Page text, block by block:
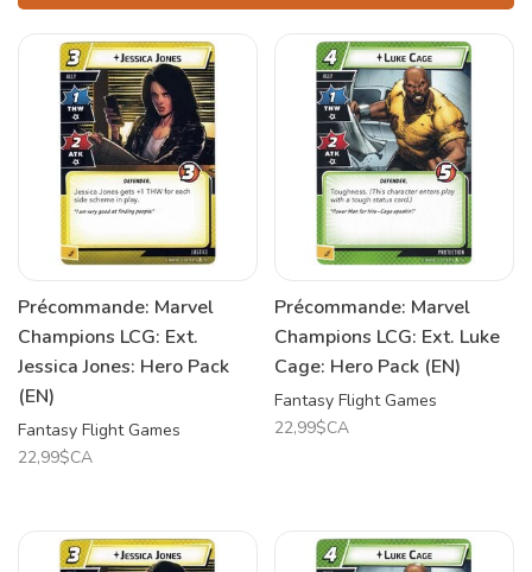
Précommande: Marvel
Champions LCG: Ext.
Jessica Jones: Hero Pack
(EN)
Fantasy Flight Games
22,99$CA
Précommande: Marvel
Champions LCG: Ext. Luke
Cage: Hero Pack (EN)
Fantasy Flight Games
22,99$CA